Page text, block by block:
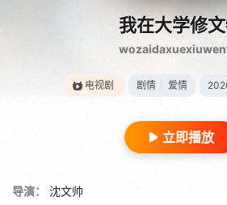
我在大学修
电视剧 剧情 爱情
立即播放
导演：
沈文帅